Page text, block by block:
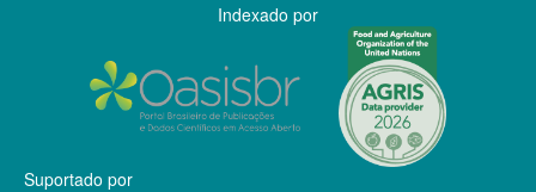
Indexado por
Suportado por